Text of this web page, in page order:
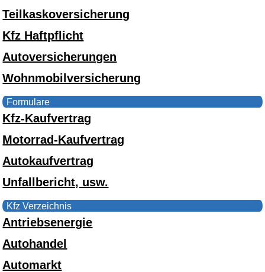
Teilkaskoversicherung
Kfz Haftpflicht
Autoversicherungen
Wohnmobilversicherung
Formulare
Kfz-Kaufvertrag
Motorrad-Kaufvertrag
Autokaufvertrag
Unfallbericht, usw.
Kfz Verzeichnis
Antriebsenergie
Autohandel
Automarkt